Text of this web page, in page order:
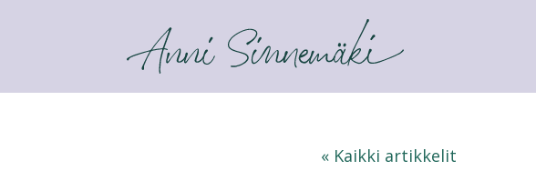
ANNI SINNEMÄKI
« Kaikki artikkelit